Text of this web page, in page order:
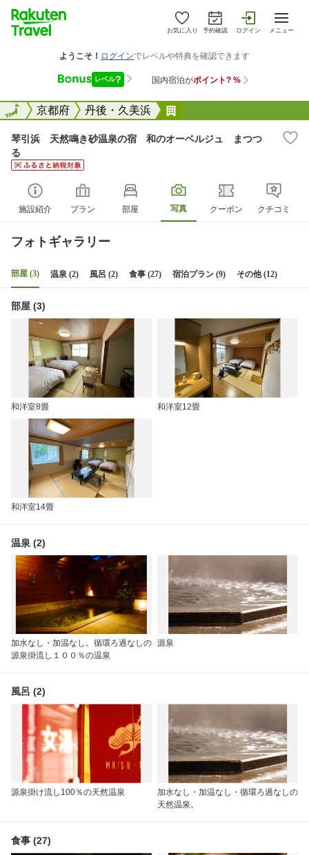
お気に入り 予約確認 ログイン メニュー
全国京都府 丹後・久美浜
全国
琴引浜 天然鳴き砂温泉の宿 和のオーベルジュ まつつ
る
施設紹介 プラン 部屋 写真 クーポン クチコミ
フォトギャラリー
部屋 (3) 温泉 (2) 風呂 (2) 食事 (27) 宿泊プラン (9) その他 (12)
部屋 (3)
和洋室8畳 和洋室12畳
和洋室14畳
温泉 (2)
加水なし・加温なし。循環ろ過なしの
源泉掛流し１００％の温泉
源泉
風呂 (2)
源泉掛け流し100％の天然温泉
加水なし・加温なし・循環ろ過なしの
天然温泉。
食事 (27)